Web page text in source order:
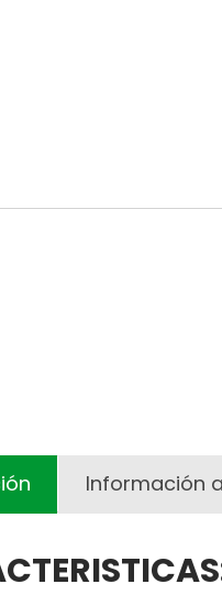
Información